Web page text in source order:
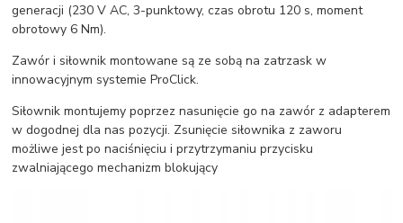
generacji (230 V AC, 3-punktowy, czas obrotu 120 s, moment
obrotowy 6 Nm).
Zawór i siłownik montowane są ze sobą na zatrzask w
innowacyjnym systemie ProClick.
Siłownik montujemy poprzez nasunięcie go na zawór z adapterem
w dogodnej dla nas pozycji. Zsunięcie siłownika z zaworu
możliwe jest po naciśnięciu i przytrzymaniu przycisku
zwalniającego mechanizm blokujący